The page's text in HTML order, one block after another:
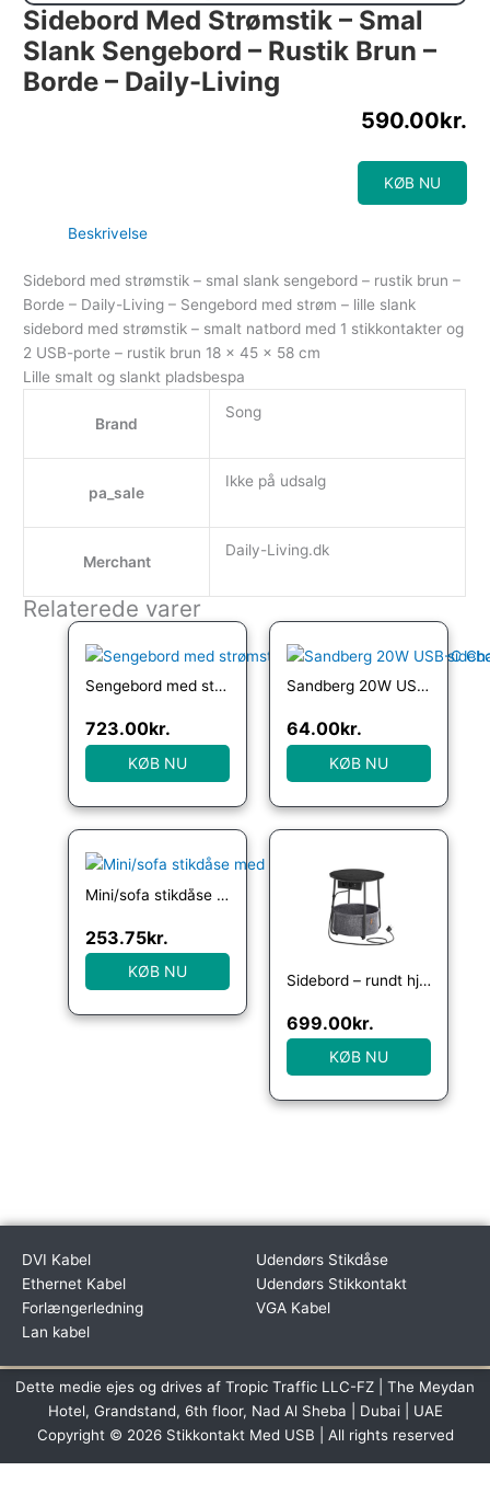
Sidebord Med Strømstik – Smal
Slank Sengebord – Rustik Brun –
Borde – Daily-Living
590.00kr.
KØB NU
Beskrivelse
Sidebord med strømstik – smal slank sengebord – rustik brun –
Borde – Daily-Living – Sengebord med strøm – lille slank
sidebord med strømstik – smalt natbord med 1 stikkontakter og
2 USB-porte – rustik brun 18 x 45 x 58 cm
Lille smalt og slankt pladsbespa
Brand
Song
pa_sale
Ikke på udsalg
Merchant
Daily-Living.dk
Relaterede varer
Sengebord med strømstik – natbord – rustik brun sidebord – Borde > Sideborde – Daily-Living
723.00kr.
KØB NU
Sandberg 20W USB-C Charger
64.00kr.
KØB NU
Mini/sofa stikdåse med 2 x USB Â®estilo HERO
253.75kr.
KØB NU Sidebord – rundt hjørnebord med strømstik – sort Ø45 x H50 cm – Borde > Runde borde – Daily-Living
699.00kr.
KØB NU
DVI Kabel
Ethernet Kabel
Forlængerledning
Lan kabel
Udendørs Stikdåse
Udendørs Stikkontakt
VGA Kabel
Dette medie ejes og drives af Tropic Traffic LLC-FZ | The Meydan
Hotel, Grandstand, 6th floor, Nad Al Sheba | Dubai | UAE
Copyright © 2026 Stikkontakt Med USB | All rights reserved